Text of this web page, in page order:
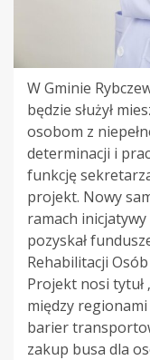
W Gminie
będzie służył
osobom z
determinacji i
funkcję
projekt. Nowy
ramach
pozyskał
Rehabilitacji
Projekt nosi
między
barier
zakup busa dla